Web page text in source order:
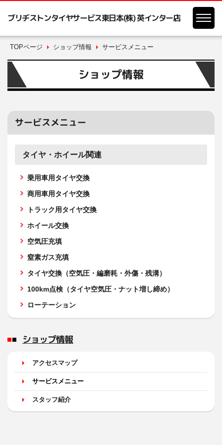
ブリヂストンタイヤサービス東日本(株) 英インター店
TOPページ ショップ情報 サービスメニュー
ショップ情報
サービスメニュー
タイヤ・ホイール関連
乗用車用タイヤ交換
商用車用タイヤ交換
トラック用タイヤ交換
ホイール交換
空気圧充填
窒素ガス充填
タイヤ交換（空気圧・編磨耗・外傷・残溝）
100km点検（タイヤ空気圧・ナット増し締め）
ローテーション
ショップ情報
アクセスマップ
サービスメニュー
スタッフ紹介